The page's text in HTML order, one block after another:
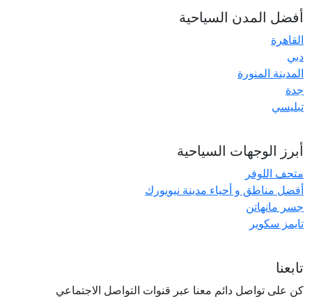
أفضل المدن السياحية
القاهرة
دبي
المدينة المنورة
جدة
تبليسي
أبرز الوجهات السياحية
متحف اللوفر
أفضل مناطق و أحياء مدينة نيويورك
جسر مانهاتن
تايمز سكوير
تابعنا
كن على تواصل دائم معنا عبر قنوات التواصل الاجتماعي